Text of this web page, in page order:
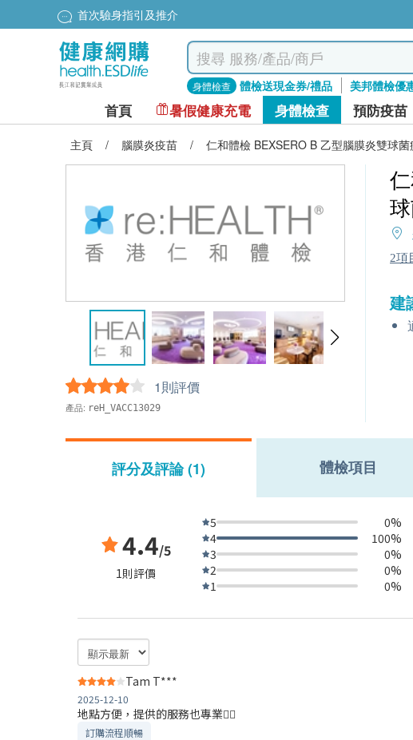
首次驗身指引及推介
身體檢查 體檢送現金券/禮品 美邦體檢優
首頁 暑假健康充電 身體檢查 預防疫苗
主頁 / 腦膜炎疫苗 / 仁和體檢 BEXSERO B 乙型腦膜炎雙球
1則評價
產品: reH_VACC13029
2項
建
評分及評論 (1) 體檢項目
4.4/5
1則評價
5
0%
4
100%
3
0%
2
0%
1
0%
Tam T***
2025-12-10
地點方便，提供的服務也專業👍🏻
訂購流程順暢